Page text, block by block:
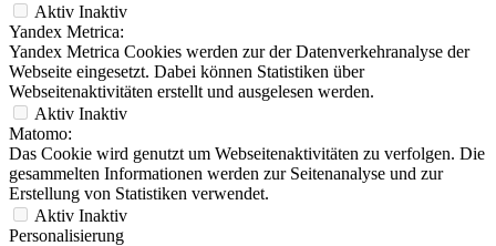
Aktiv Inaktiv
Yandex Metrica:
Yandex Metrica Cookies werden zur der Datenverkehranalyse der
Webseite eingesetzt. Dabei können Statistiken über
Webseitenaktivitäten erstellt und ausgelesen werden.
Aktiv Inaktiv
Matomo:
Das Cookie wird genutzt um Webseitenaktivitäten zu verfolgen. Die
gesammelten Informationen werden zur Seitenanalyse und zur
Erstellung von Statistiken verwendet.
Aktiv Inaktiv
Personalisierung